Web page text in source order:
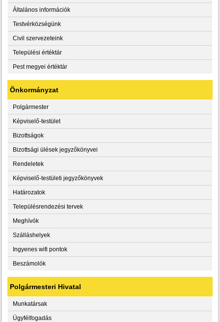
Általános információk
Testvérközségünk
Civil szervezeteink
Települési értéktár
Pest megyei értéktár
Önkormányzat
Polgármester
Képviselő-testület
Bizottságok
Bizottsági ülések jegyzőkönyvei
Rendeletek
Képviselő-testületi jegyzőkönyvek
Határozatok
Településrendezési tervek
Meghívók
Szálláshelyek
Ingyenes wifi pontok
Beszámolók
Polgármesteri Hivatal
Munkatársak
Ügyfélfogadás